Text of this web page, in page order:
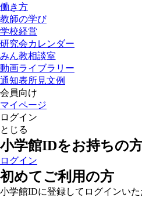
働き方
教師の学び
学校経営
研究会カレンダー
みん教相談室
動画ライブラリー
通知表所見文例
会員向け
マイページ
ログイン
とじる
小学館IDをお持ちの
ログイン
初めてご利用の方
小学館IDに登録してログインい